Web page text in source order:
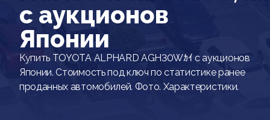
c аукционов
Японии
Купить TOYOTA ALPHARD AGH30Wｶｲ с аукционов
Японии. Стоимость под ключ по статистике ранее
проданных автомобилей. Фото. Характеристики.